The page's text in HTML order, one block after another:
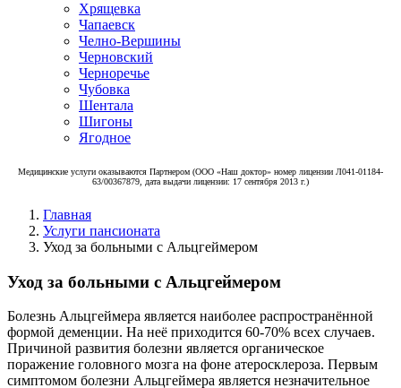
Хрящевка
Чапаевск
Челно-Вершины
Черновский
Черноречье
Чубовка
Шентала
Шигоны
Ягодное
Медицинские услуги оказываются Партнером (ООО «Наш доктор» номер лицензии Л041-01184-
63/00367879, дата выдачи лицензии: 17 сентября 2013 г.)
Главная
Услуги пансионата
Уход за больными с Альцгеймером
Уход за больными с Альцгеймером
Болезнь Альцгеймера является наиболее распространённой
формой деменции. На неё приходится 60-70% всех случаев.
Причиной развития болезни является органическое
поражение головного мозга на фоне атеросклероза. Первым
симптомом болезни Альцгеймера является незначительное